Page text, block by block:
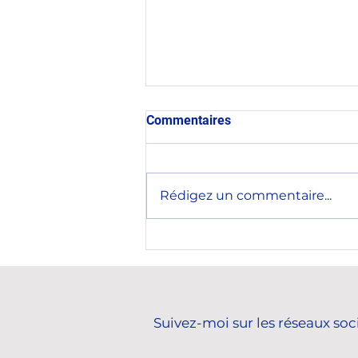
Commentaires
Rédigez un commentaire...
Suivez-moi sur les réseaux